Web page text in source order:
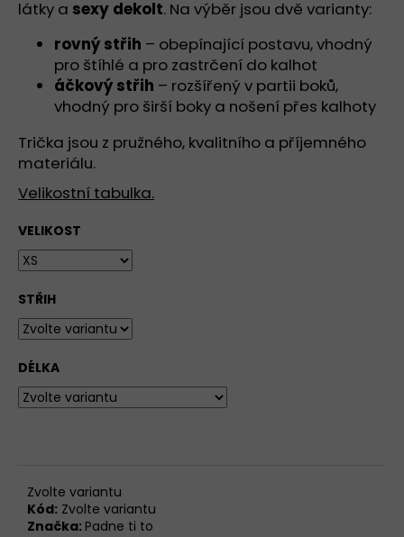
látky a sexy dekolt. Na výběr jsou dvě varianty:
rovný střih – obepínající postavu, vhodný
pro štíhlé a pro zastrčení do kalhot
áčkový střih – rozšířený v partii boků,
vhodný pro širší boky a nošení přes kalhoty
Trička jsou z pružného, kvalitního a příjemného
materiálu.
Velikostní tabulka.
VELIKOST
STŘIH
DÉLKA
Zvolte variantu
Kód: Zvolte variantu
Značka: Padne ti to
STŘEDNÍM
KULATÝM
VÝSTŘIHEM,
KRÁTKÝ
RUKÁV
ČERNÁ
Kč